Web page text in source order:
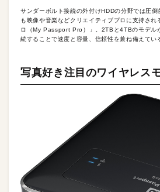
サンダーボルト接続の外付けHDDの分野では圧
も映像や音楽などクリエイティブプロに支持さ
ロ（My Passport Pro）」。2TBと4TBのモデル
続することで速度と容量、信頼性を兼ね備えてい
写真好き注目のワイヤレス